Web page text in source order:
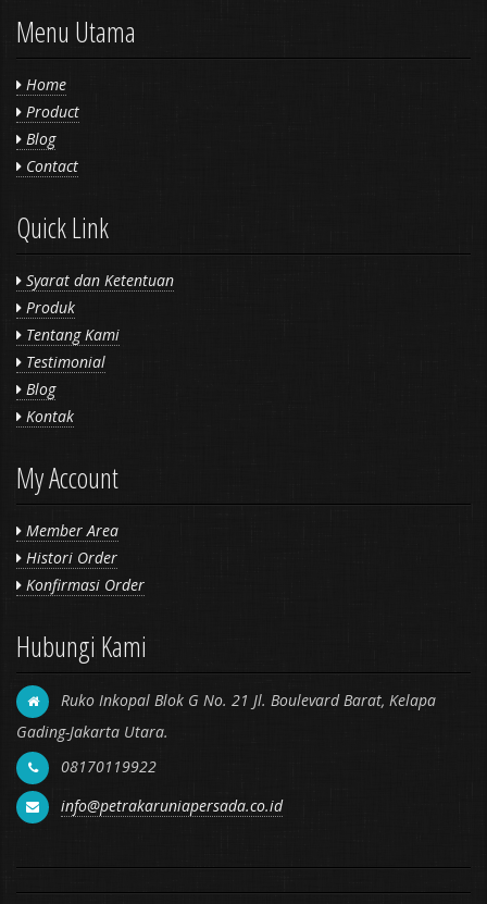
Menu Utama
Home
Product
Blog
Contact
Quick Link
Syarat dan Ketentuan
Produk
Tentang Kami
Testimonial
Blog
Kontak
My Account
Member Area
Histori Order
Konfirmasi Order
Hubungi Kami
Ruko Inkopal Blok G No. 21 Jl. Boulevard Barat, Kelapa
Gading-Jakarta Utara.
08170119922
info@petrakaruniapersada.co.id